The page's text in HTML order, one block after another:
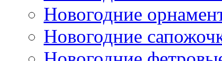
Новогодние
Новогодние